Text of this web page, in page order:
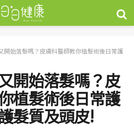
開始落髮嗎？皮膚科醫師教你植髮術後日常護
開始落髮嗎？皮
植髮術後日常護
髮質及頭皮!